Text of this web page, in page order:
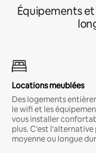
Équipements
Locations meublées
Des logements
le wifi et les
vous installer
plus. C'est
moyenne ou longue